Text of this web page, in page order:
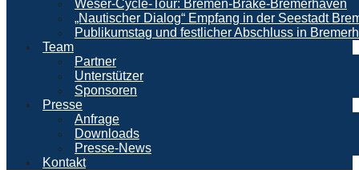
Weser-Cycle-Tour: Bremen-Brake-Bremerhaven
„Nautischer Dialog“ Empfang in der Seestadt
Publikumstag und festlicher Abschluss in
Team
Partner
Unterstützer
Sponsoren
Presse
Anfrage
Downloads
Presse-News
Kontakt